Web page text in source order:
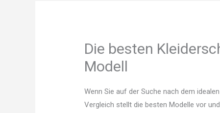
Die besten
Modell
Wenn Sie auf der Suche nach dem
Vergleich stellt die besten Modelle vor